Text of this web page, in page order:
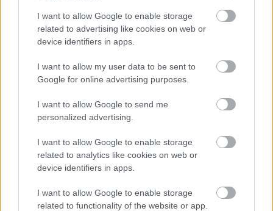
I want to allow Google to enable storage
related to advertising like cookies on web or
device identifiers in apps.
I want to allow my user data to be sent to
Google for online advertising purposes.
I want to allow Google to send me
personalized advertising.
I want to allow Google to enable storage
related to analytics like cookies on web or
device identifiers in apps.
I want to allow Google to enable storage
related to functionality of the website or app.
Ξηροί καρποί
Αμύγδαλα, Καρύδια, Φιστίκια, Στραγάλια, Φουντούκια,
Oι καρποί της ζωής
Οι ξηροί καρποί αποτελούν μια υγιεινή, θρεπτική και
νόστιμη διατροφική επιλογή